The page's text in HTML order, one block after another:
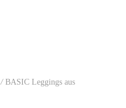
/BASIC Leggings aus